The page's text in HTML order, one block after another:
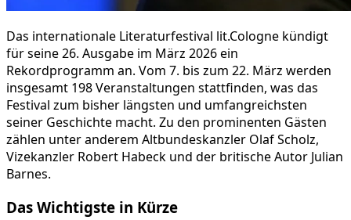
Das internationale Literaturfestival lit.Cologne kündigt
für seine 26. Ausgabe im März 2026 ein
Rekordprogramm an. Vom 7. bis zum 22. März werden
insgesamt 198 Veranstaltungen stattfinden, was das
Festival zum bisher längsten und umfangreichsten
seiner Geschichte macht. Zu den prominenten Gästen
zählen unter anderem Altbundeskanzler Olaf Scholz,
Vizekanzler Robert Habeck und der britische Autor Julian
Barnes.
Das Wichtigste in Kürze